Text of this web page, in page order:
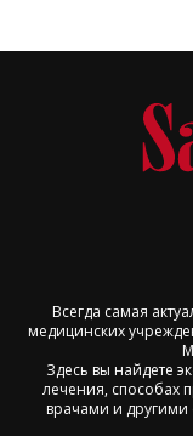
Всегда самая
медицинских
Здесь вы найдете
лечения, способах
врачами и другими